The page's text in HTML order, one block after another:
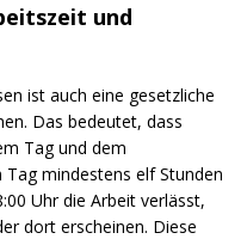
und
ist auch eine gesetzliche
Das bedeutet, dass
Tag und dem
mindestens elf Stunden
Uhr die Arbeit verlässt,
dort erscheinen. Diese